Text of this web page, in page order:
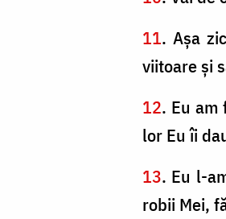
11. Aşa
viitoare şi
12. Eu
lor Eu îi
13. Eu l-
robii Mei,